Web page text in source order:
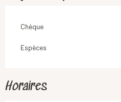
Chèque
Espèces
Horaires